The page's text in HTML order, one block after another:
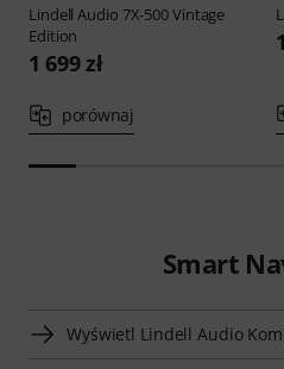
Lindell Audio 7X-500 Vintage
Edition
1 699 zł
porównaj
Smart
Wyświetl Lindell Audio